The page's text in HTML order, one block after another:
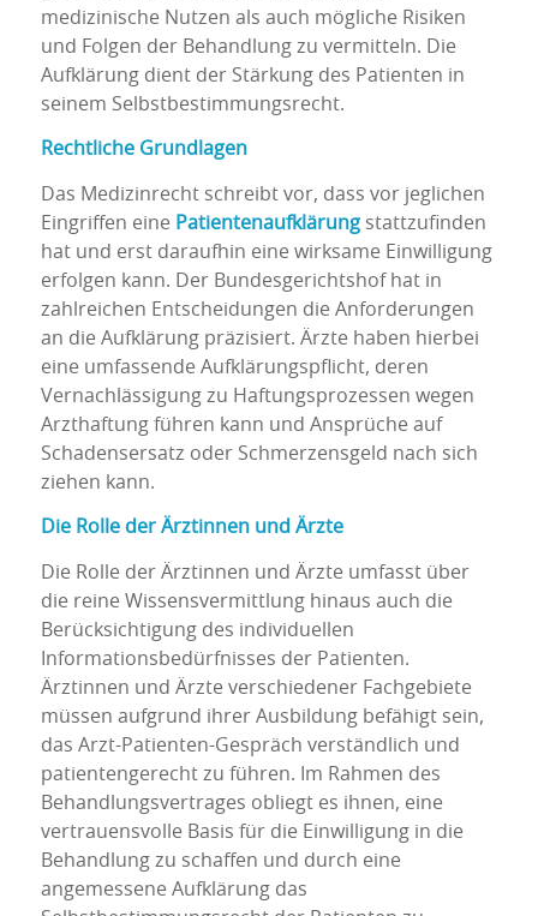
medizinische Nutzen als auch mögliche Risiken
und Folgen der Behandlung zu vermitteln. Die
Aufklärung dient der Stärkung des Patienten in
seinem Selbstbestimmungsrecht.
Rechtliche Grundlagen
Das Medizinrecht schreibt vor, dass vor jeglichen
Eingriffen eine Patientenaufklärungstattzufinden
hat und erst daraufhin eine wirksame Einwilligung
erfolgen kann. Der Bundesgerichtshof hat in
zahlreichen Entscheidungen die Anforderungen
an die Aufklärung präzisiert. Ärzte haben hierbei
eine umfassende Aufklärungspflicht, deren
Vernachlässigung zu Haftungsprozessen wegen
Arzthaftung führen kann und Ansprüche auf
Schadensersatz oder Schmerzensgeld nach sich
ziehen kann.
Die Rolle der Ärztinnen und Ärzte
Die Rolle der Ärztinnen und Ärzte umfasst über
die reine Wissensvermittlung hinaus auch die
Berücksichtigung des individuellen
Informationsbedürfnisses der Patienten.
Ärztinnen und Ärzte verschiedener Fachgebiete
müssen aufgrund ihrer Ausbildung befähigt sein,
das Arzt-Patienten-Gespräch verständlich und
patientengerecht zu führen. Im Rahmen des
Behandlungsvertrages obliegt es ihnen, eine
vertrauensvolle Basis für die Einwilligung in die
Behandlung zu schaffen und durch eine
angemessene Aufklärung das